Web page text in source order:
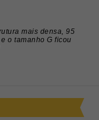
mais densa, 95
o tamanho G ficou